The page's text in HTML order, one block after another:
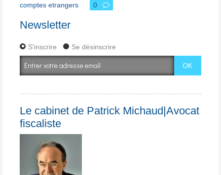
comptes etrangers
0
Newsletter
S'inscrire Se désinscrire
Le cabinet de Patrick Michaud|Avocat
fiscaliste